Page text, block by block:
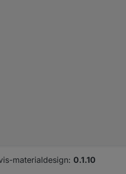
a functionTypeError:
materialdesign: 0.1.10